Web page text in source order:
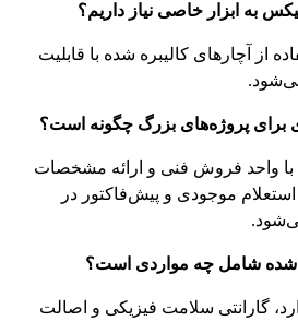
از آچارهای کالیبره شده با قابلیت
واحد فروش فنی و ارائه مشخصات
موجودی و پیش‌فاکتور در
گارانتی سلامت فیزیکی و اصالت